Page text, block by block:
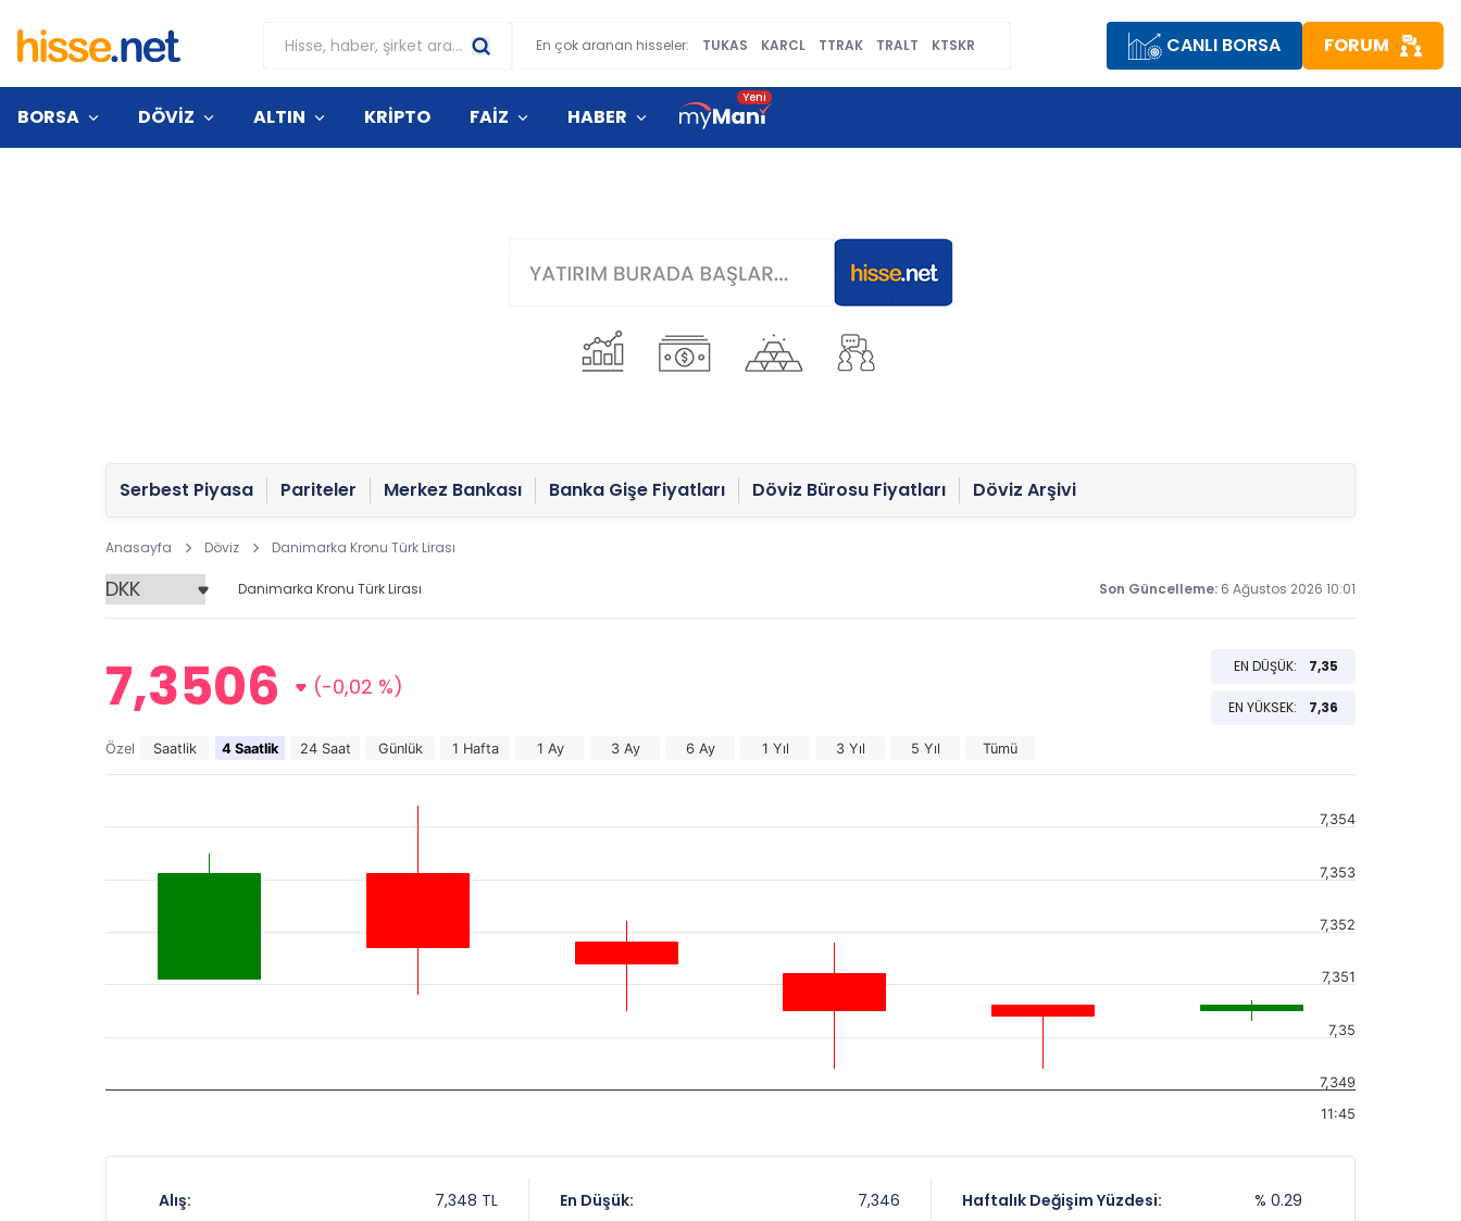
En çok aranan hisseler: TUKAS KARCL TTRAK TRALT KTSKR CANLI BORSA FORUM
BORSA DÖVİZ ALTIN KRİPTO FAİZ HABER
Serbest Piyasa Pariteler Merkez Bankası Banka Gişe Fiyatları Döviz Bürosu Fiyatları Döviz Arşivi
Anasayfa Döviz Danimarka Kronu Türk Lirası
Danimarka Kronu Türk Lirası Son Güncelleme: 6 Ağustos 2026 10:01
7,3506 (-0,02 %)
EN DÜŞÜK: 7,35
EN YÜKSEK: 7,36
Özel Saatlik 4 Saatlik 24 Saat Günlük 1 Hafta 1 Ay 3 Ay 6 Ay 1 Yıl 3 Yıl 5 Yıl Tümü
11:45
7,349
7,35
7,351
7,352
7,353
7,354
Alış: 7,348 TL En Düşük: 7,346 Haftalık Değişim Yüzdesi: % 0.29